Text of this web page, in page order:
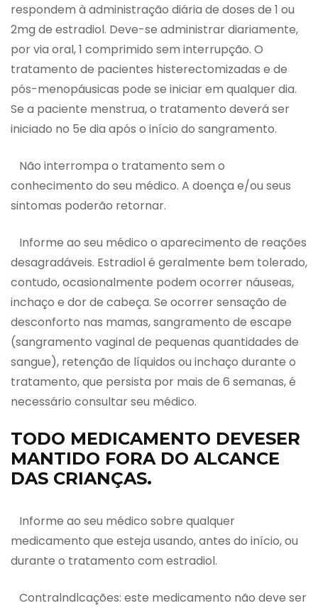
respondem à administração diária de doses de 1 ou
2mg de estradiol. Deve-se administrar diariamente,
por via oral, 1 comprimido sem interrupção. O
tratamento de pacientes histerectomizadas e de
pós-menopáusicas pode se iniciar em qualquer dia.
Se a paciente menstrua, o tratamento deverá ser
iniciado no 5e dia após o início do sangramento.
Não interrompa o tratamento sem o
conhecimento do seu médico. A doença e/ou seus
sintomas poderão retornar.
Informe ao seu médico o aparecimento de reações
desagradáveis. Estradiol é geralmente bem tolerado,
contudo, ocasionalmente podem ocorrer náuseas,
inchaço e dor de cabeça. Se ocorrer sensação de
desconforto nas mamas, sangramento de escape
(sangramento vaginal de pequenas quantidades de
sangue), retenção de líquidos ou inchaço durante o
tratamento, que persista por mais de 6 semanas, é
necessário consultar seu médico.
TODO MEDICAMENTO DEVESER
MANTIDO FORA DO ALCANCE
DAS CRIANÇAS.
Informe ao seu médico sobre qualquer
medicamento que esteja usando, antes do início, ou
durante o tratamento com estradiol.
Contralndlcações: este medicamento não deve ser